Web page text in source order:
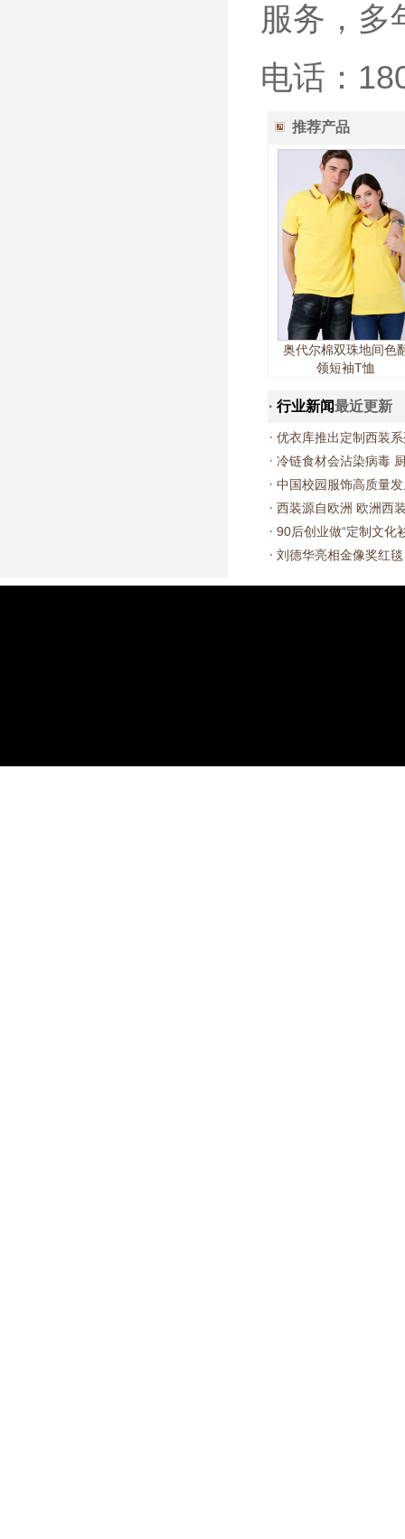
服务，多
电话：
推荐产品
奥代尔棉双珠地间色
领短袖T恤
· 行业新闻最近更新
· 优衣库推出定制西装
· 冷链食材会沾染病毒
· 中国校园服饰高质量
· 西装源自欧洲 欧洲西
· 90后创业做“定制文化
· 刘德华亮相金像奖红